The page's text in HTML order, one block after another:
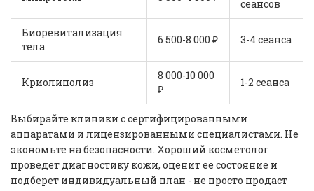
сеансов
Биоревитализация
тела
6 500-8 000 ₽ 3-4 сеанса
Криолиполиз
8 000-10 000
₽
1-2 сеанса
Выбирайте клиники с сертифицированными
аппаратами и лицензированными специалистами. Не
экономьте на безопасности. Хороший косметолог
проведет диагностику кожи, оценит ее состояние и
подберет индивидуальный план - не просто продаст